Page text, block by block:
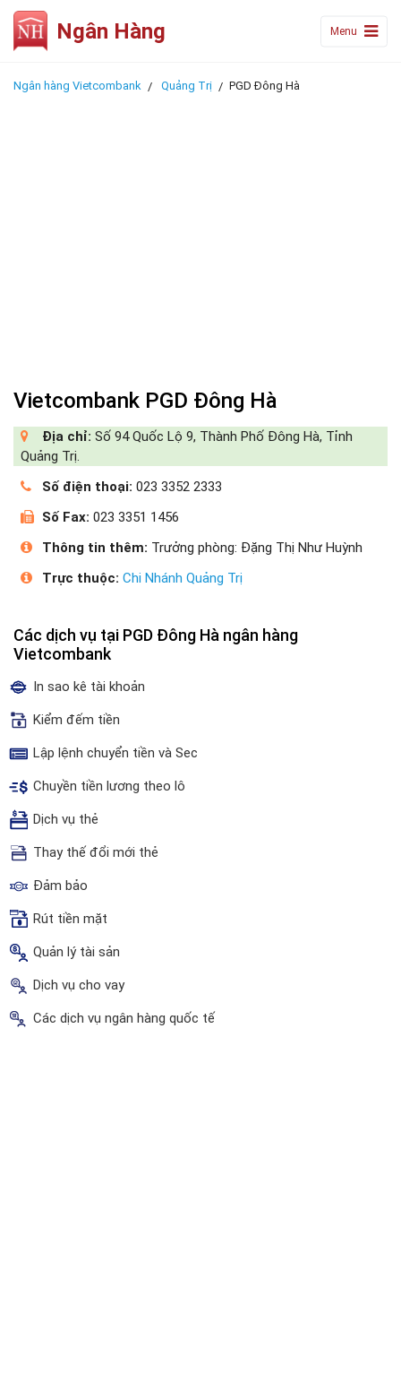
Ngân Hàng Menu
Ngân hàng Vietcombank Quảng Trị PGD Đông Hà
Vietcombank PGD Đông Hà
Địa chỉ: Số 94 Quốc Lộ 9, Thành Phố Đông Hà, Tỉnh
Quảng Trị.
Số điện thoại: 023 3352 2333
Số Fax: 023 3351 1456
Thông tin thêm: Trưởng phòng: Đặng Thị Như Huỳnh
Trực thuộc: Chi Nhánh Quảng Trị
Các dịch vụ tại PGD Đông Hà ngân hàng
Vietcombank
In sao kê tài khoản
Kiểm đếm tiền
Lập lệnh chuyển tiền và Sec
Chuyền tiền lương theo lô
Dịch vụ thẻ
Thay thế đổi mới thẻ
Đảm bảo
Rút tiền mặt
Quản lý tài sản
Dịch vụ cho vay
Các dịch vụ ngân hàng quốc tế